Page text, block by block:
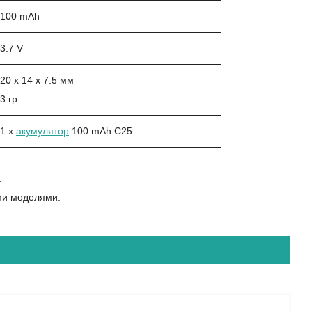
100 mAh
3.7 V
20 x 14 x 7.5 мм
3 гр.
1 x акумулятор 100 mAh C25
моделями.